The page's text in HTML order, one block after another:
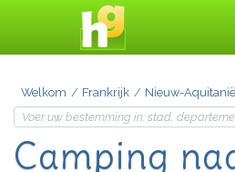
Welkom Frankrijk Nieuw-Aquitanië
Camping